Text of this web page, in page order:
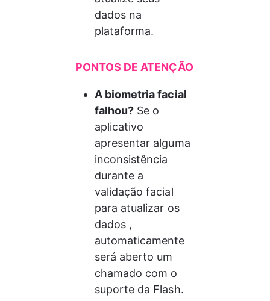
dados na
plataforma.
PONTOS DE ATENÇÃO
A biometria facial
falhou? Se o
aplicativo
apresentar alguma
inconsistência
durante a
validação facial
para atualizar os
dados ,
automaticamente
será aberto um
chamado com o
suporte da Flash.